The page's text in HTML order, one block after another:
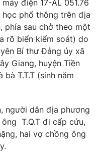
điện 17-AL 051.76
phổ thông trên địa
phía sau chở theo một
rõ biển kiểm soát) do
Bí thư Đảng ủy xã
Giang, huyện Tiền
T.T.T (sinh năm
người dân địa phương
T.Q.T đi cấp cứu,
hai vợ chồng ông